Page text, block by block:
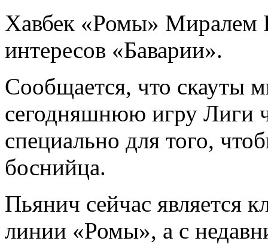
Хавбек «Ромы» Миралем
интересов «Баварии».
Сообщается, что скауты
сегодняшнюю игру Лиги
специально для того,
боснийца.
Пьянич сейчас является
линии «Ромы», а с